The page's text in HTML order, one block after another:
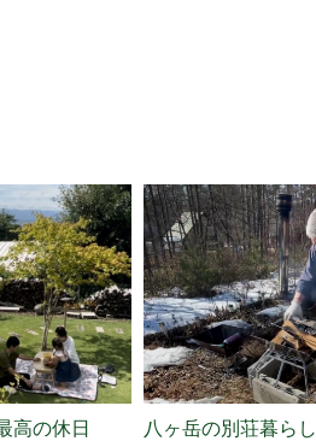
高の休日
八ヶ岳の別荘暮らし